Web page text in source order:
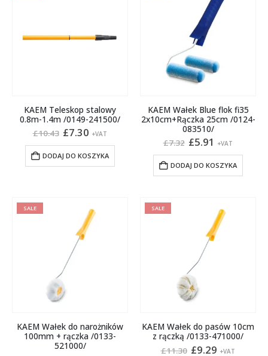
KAEM Teleskop stalowy
0.8m-1.4m /0149-241500/
£10.43 Pierwotna
wynosiła:
£10.43.
£7.30 Aktualna
wynosi:
£7.30.
+VAT
DODAJ DO KOSZYKA
KAEM Wałek Blue flok fi35
2x10cm+Rączka 25cm /0124-
083510/
£7.32 Pierwotna
wynosiła:
£7.32.
£5.91 Aktualna
wynosi:
£5.91.
+VAT
DODAJ DO KOSZYKA
SALE
KAEM Wałek do narożników
100mm + rączka /0133-
521000/
SALE
KAEM Wałek do pasów 10cm
z rączką /0133-471000/
£11.30 Pierwotna
£9.29 Aktualna
+VAT